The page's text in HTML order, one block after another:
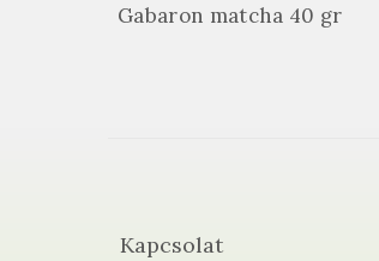
Gabaron matcha 40 gr
Kapcsolat